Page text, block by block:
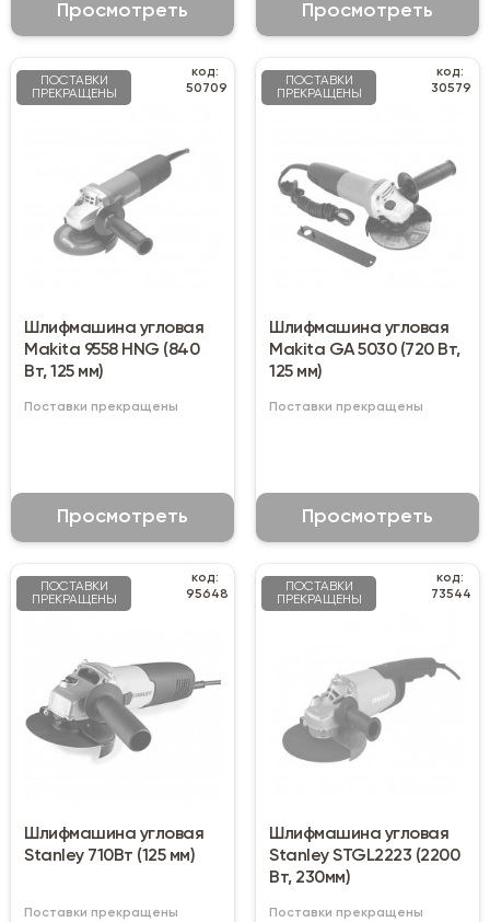
Просмотреть Просмотреть
ПОСТАВКИ
ПРЕКРАЩЕНЫ
код:
50709
Шлифмашина угловая
Makita 9558 HNG (840
Вт, 125 мм)
Поставки прекращены
Просмотреть
ПОСТАВКИ
ПРЕКРАЩЕНЫ
код:
30579
Шлифмашина угловая
Makita GA 5030 (720 Вт,
125 мм)
Поставки прекращены
Просмотреть
ПОСТАВКИ
ПРЕКРАЩЕНЫ
код:
95648
Шлифмашина угловая
Stanley 710Вт (125 мм)
Поставки прекращены
ПОСТАВКИ
ПРЕКРАЩЕНЫ
код:
73544
Шлифмашина угловая
Stanley STGL2223 (2200
Вт, 230мм)
Поставки прекращены